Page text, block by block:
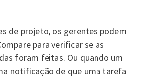
de projeto, os gerentes podem
para verificar se as
foram feitas. Ou quando um
notificação de que uma tarefa